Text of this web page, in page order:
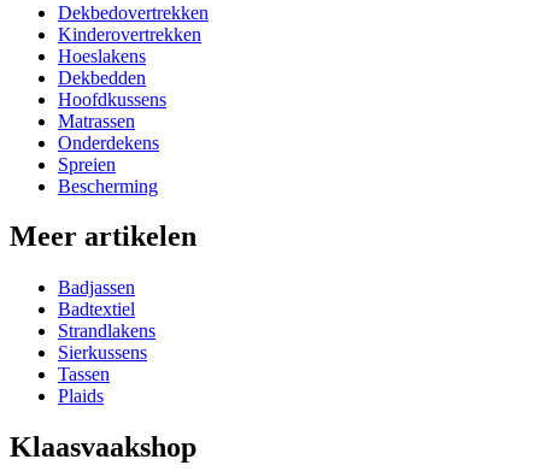
Dekbedovertrekken
Kinderovertrekken
Hoeslakens
Dekbedden
Hoofdkussens
Matrassen
Onderdekens
Spreien
Bescherming
Meer artikelen
Badjassen
Badtextiel
Strandlakens
Sierkussens
Tassen
Plaids
Klaasvaakshop